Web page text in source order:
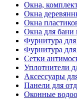
Окна,
Окна
Окна
Окна для бани
Фурнитура для
Фурнитура
Сетки
Уплотнители
Аксессуары
Панели для
Оконные